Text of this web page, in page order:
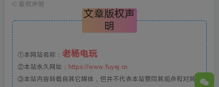
© 版权声明
文章版权声
明
①本网站名称： 老杨电玩
②本站永久网址： https://www.fuyej.cn
③本站内容转载自其它媒体，但并不代表本站赞同其观点和对其